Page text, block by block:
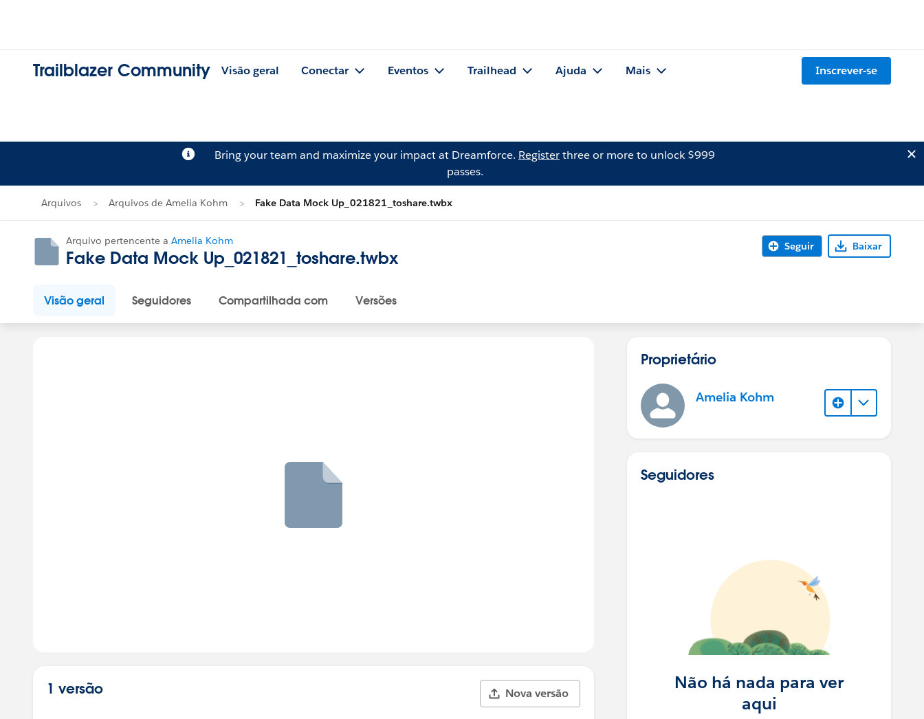
Trailblazer Community Visão geral Conectar Eventos Trailhead Ajuda Mais Inscrever-se
Bring your team and maximize your impact at Dreamforce. Registerthree or more to unlock $999
passes.
Arquivos Arquivos de Amelia Kohm Fake Data Mock Up_021821_toshare.twbx
Arquivo pertencente a Amelia Kohm
Fake Data Mock Up_021821_toshare.twbx
Seguir Baixar
Visão geral Seguidores Compartilhada com Versões
1 versão Nova versão
Proprietário
Amelia Kohm
Seguidores
Não há nada para ver
aqui